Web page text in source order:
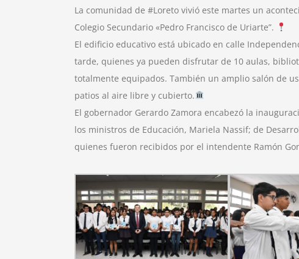
La comunidad de #Loreto vivió este martes un
Colegio Secundario «Pedro Francisco de Uriarte”.
El edificio educativo está ubicado en calle
tarde, quienes ya pueden disfrutar de 10 aulas,
totalmente equipados. También un amplio salón de
patios al aire libre y cubierto.
El gobernador Gerardo Zamora encabezó la
los ministros de Educación, Mariela Nassif; de
quienes fueron recibidos por el intendente Ramón